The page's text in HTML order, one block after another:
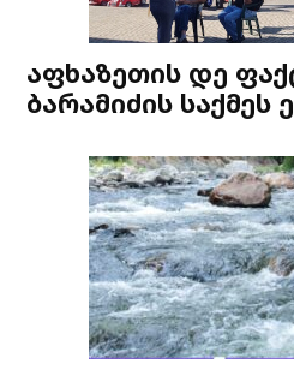
აფხაზეთის დე
ბარამიძის საქმეს